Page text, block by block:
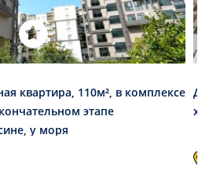
квартира, 110м², в комплексе
этапе
у моря